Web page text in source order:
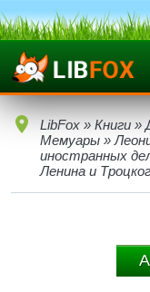
LibFox » Книги »
Мемуары »
иностранных
Ленина и